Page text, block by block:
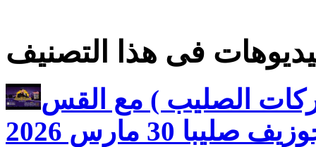
فى هذا التصنيف
الصليب ) مع القس
صليبا 30 مارس 2026